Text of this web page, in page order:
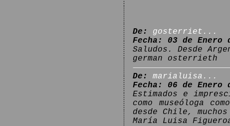
De:
gosterriet...
Fecha: 03 de Enero
Saludos. Desde
german osterrieth
De:
marialuisa...
Fecha: 06 de Enero
Estimados e
como museóloga
desde Chile,
María Luisa